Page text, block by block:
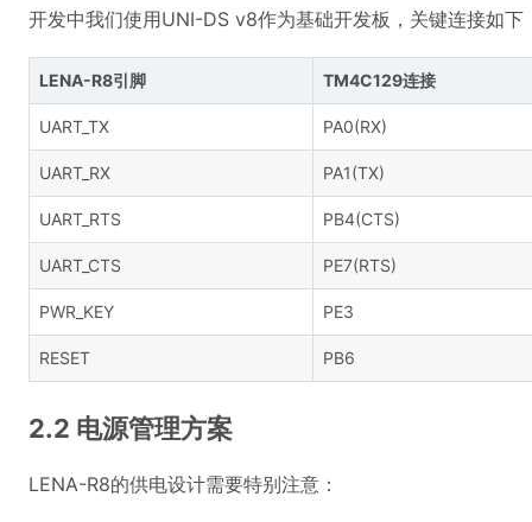
开发中我们使用UNI-DS v8作为基础开发板，关键连接如下
LENA-R8引脚 TM4C129连接
UART_TX PA0(RX)
UART_RX PA1(TX)
UART_RTS PB4(CTS)
UART_CTS PE7(RTS)
PWR_KEY PE3
RESET PB6
2.2 电源管理方案
LENA-R8的供电设计需要特别注意：